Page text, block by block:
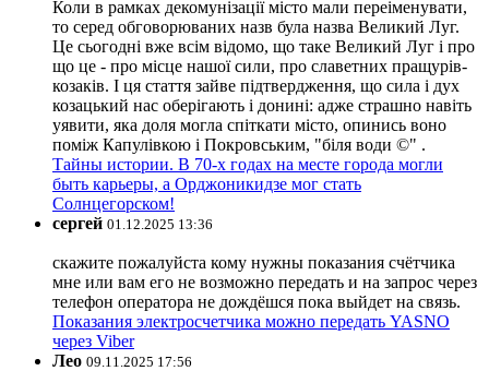
Коли в рамках декомунізації місто мали переіменувати,
то серед обговорюваних назв була назва Великий Луг.
Це сьогодні вже всім відомо, що таке Великий Луг і про
що це - про місце нашої сили, про славетних пращурів-
козаків. І ця стаття зайве підтвердження, що сила і дух
козацький нас оберігають і донині: адже страшно навіть
уявити, яка доля могла спіткати місто, опинись воно
поміж Капулівкою і Покровським, "біля води ©" .
Тайны истории. В 70-х годах на месте города могли
быть карьеры, а Орджоникидзе мог стать
Солнцегорском!
сергей 01.12.2025 13:36
скажите пожалуйста кому нужны показания счётчика
мне или вам его не возможно передать и на запрос через
телефон оператора не дождёшся пока выйдет на связь.
Показания электросчетчика можно передать YASNO
через Viber
Лео 09.11.2025 17:56